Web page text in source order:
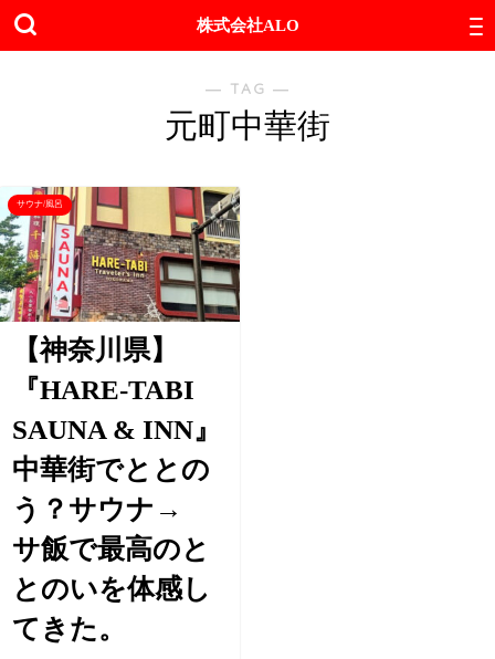
株式会社ALO
― TAG ―
元町中華街
サウナ/風呂
【神奈川県】
『HARE-TABI
SAUNA & INN』
中華街でととの
う？サウナ→
サ飯で最高のと
とのいを体感し
てきた。